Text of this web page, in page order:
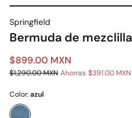
Springfield
Bermuda de
$899.00 MXN
$1,290.00 MXN Ahorras $391.00 MXN
Color:azul